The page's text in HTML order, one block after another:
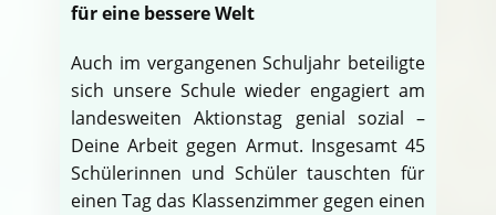
für eine bessere Welt
Auch im vergangenen Schuljahr beteiligte
sich unsere Schule wieder engagiert am
landesweiten Aktionstag genial sozial –
Deine Arbeit gegen Armut. Insgesamt 45
Schülerinnen und Schüler tauschten für
einen Tag das Klassenzimmer gegen einen